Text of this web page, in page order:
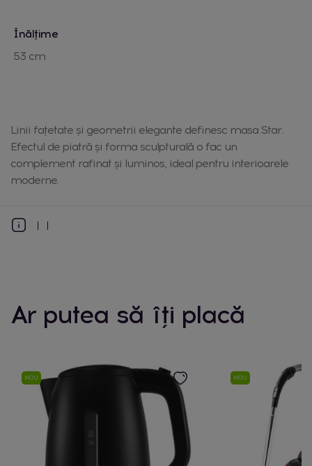
Înălțime
53 cm
Linii fațetate și geometrii elegante definesc masa Star.
Efectul de piatră și forma sculpturală o fac un
complement rafinat și luminos, ideal pentru interioarele
moderne.
Ar putea să îți placă
NOU NOU